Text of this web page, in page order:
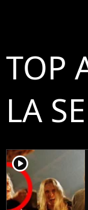
TOP
LA
player2